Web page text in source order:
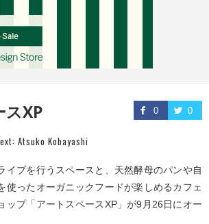
0 0
スXP
Atsuko Kobayashi
イブを行うスペースと、天然酵母のパンや自
使ったオーガニックフードが楽しめるカフェ
ップ「アートスペースXP」が9月26日にオー